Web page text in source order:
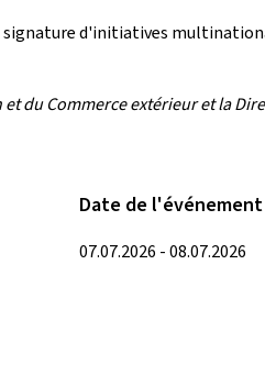
signature d'initiatives
du Commerce extérieur et la
Date de l'événement
07.07.2026 - 08.07.2026